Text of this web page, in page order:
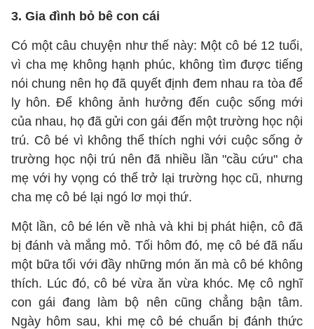
3. Gia đình bỏ bê con cái
Có một câu chuyện như thế này: Một cô bé 12 tuổi,
vì cha mẹ không hạnh phúc, không tìm được tiếng
nói chung nên họ đã quyết định đem nhau ra tòa để
ly hôn. Để không ảnh hưởng đến cuộc sống mới
của nhau, họ đã gửi con gái đến một trường học nội
trú. Cô bé vì không thể thích nghi với cuộc sống ở
trường học nội trú nên đã nhiều lần "cầu cứu" cha
mẹ với hy vọng có thể trở lại trường học cũ, nhưng
cha mẹ cô bé lại ngó lơ mọi thứ.
Một lần, cô bé lén về nhà và khi bị phát hiện, cô đã
bị đánh và mắng mỏ. Tối hôm đó, mẹ cô bé đã nấu
một bữa tối với đầy những món ăn mà cô bé không
thích. Lúc đó, cô bé vừa ăn vừa khóc. Mẹ cô nghĩ
con gái đang làm bộ nên cũng chẳng bận tâm.
Ngày hôm sau, khi mẹ cô bé chuẩn bị đánh thức